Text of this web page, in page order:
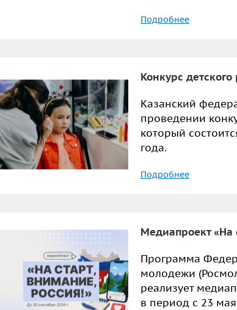
Подробнее
Конкурс
Казанский
проведении
который
года.
Подробнее
Медиапроект «На
Программа
молодежи
реализует
в период с 23